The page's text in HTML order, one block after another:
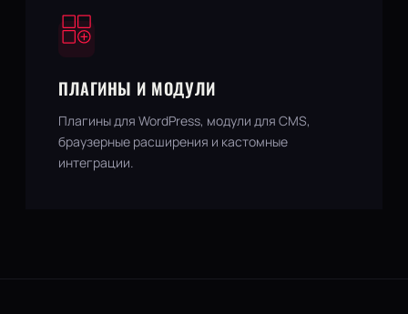
ПЛАГИНЫ И МОДУЛИ
Плагины для WordPress, модули для CMS,
браузерные расширения и кастомные
интеграции.